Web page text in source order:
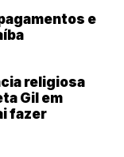
e
religiosa
Gil em
fazer